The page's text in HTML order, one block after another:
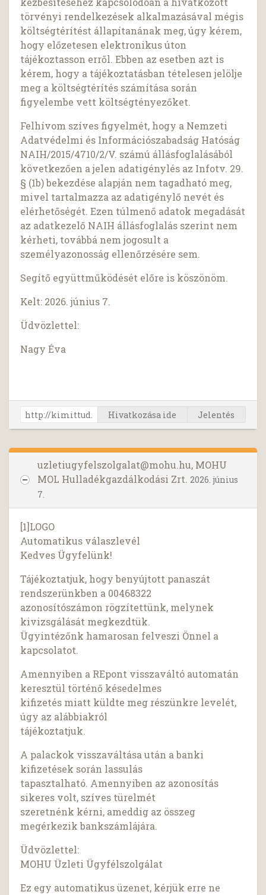
törvényi rendelkezések alkalmazásával mégis
költségtérítést állapítanának meg, úgy kérem,
hogy előzetesen elektronikus úton
tájékoztasson erről. Ebben az esetben azt is
kérem, hogy a tájékoztatásban tételesen jelölje
meg a költségtérítés számítása során
figyelembe vett költségtényezőket.
Felhívom szíves figyelmét, hogy a Nemzeti
Adatvédelmi és Információszabadság Hatóság
NAIH/2015/4710/2/V. számú állásfoglalásából
következően a jelen adatigénylés az Infotv. 29.
§ (1b) bekezdése alapján nem tagadható meg,
mivel tartalmazza az adatigénylő nevét és
elérhetőségét. Ezen túlmenő adatok megadását
az adatkezelő NAIH állásfoglalás szerint nem
kérheti, továbbá nem jogosult a
személyazonosság ellenőrzésére sem.
Segítő együttműködését előre is köszönöm.
Kelt: 2026. június 7.
Üdvözlettel:
Nagy Éva
Hivatkozása ide Jelentés
uzletiugyfelszolgalat@mohu.hu, MOHU
MOL Hulladékgazdálkodási Zrt. 2026. június
7.
[1]LOGO
Automatikus válaszlevél
Kedves Ügyfelünk!
Tájékoztatjuk, hogy benyújtott panaszát
rendszerünkben a 00468322
azonosítószámon rögzítettünk, melynek
kivizsgálását megkezdtük.
Ügyintézőnk hamarosan felveszi Önnel a
kapcsolatot.
Amennyiben a REpont visszaváltó automatán
keresztül történő késedelmes
kifizetés miatt küldte meg részünkre levelét,
úgy az alábbiakról
tájékoztatjuk.
A palackok visszaváltása után a banki
kifizetések során lassulás
tapasztalható. Amennyiben az azonosítás
sikeres volt, szíves türelmét
szeretnénk kérni, ameddig az összeg
megérkezik bankszámlájára.
Üdvözlettel:
MOHU Üzleti Ügyfélszolgálat
Ez egy automatikus üzenet, kérjük erre ne